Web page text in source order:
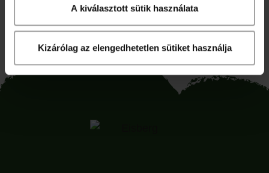
A kiválasztott sütik használata
Kizárólag az elengedhetetlen sütiket használja